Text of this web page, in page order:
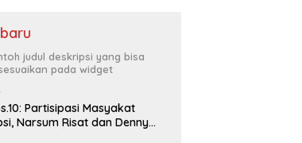
judul deskripsi yang bisa
pada widget
Partisipasi Masyakat
Narsum Risat dan Denny